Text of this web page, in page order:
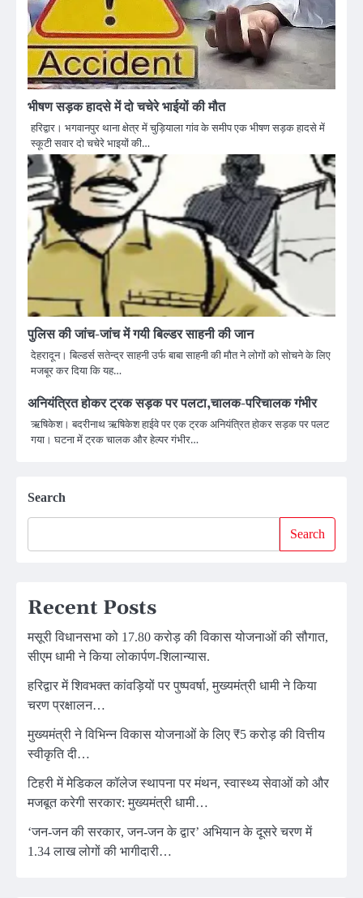
भीषण सड़क हादसे में दो चचेरे भाईयों की मौत
हरिद्वार। भगवानपुर थाना क्षेत्र में चुड़ियाला गांव के समीप एक भीषण सड़क हादसे में
स्कूटी सवार दो चचेरे भाइयों की…
पुलिस की जांच-जांच में गयी बिल्डर साहनी की जान
देहरादून। बिल्डर्स सतेन्द्र साहनी उर्फ बाबा साहनी की मौत ने लोगों को सोचने के लिए
मजबूर कर दिया कि यह…
अनियंत्रित होकर ट्रक सड़क पर पलटा,चालक-परिचालक गंभीर
ऋषिकेश। बदरीनाथ ऋषिकेश हाईवे पर एक ट्रक अनियंत्रित होकर सड़क पर पलट
गया। घटना में ट्रक चालक और हेल्पर गंभीर…
Search
Search
Recent Posts
मसूरी विधानसभा को 17.80 करोड़ की विकास योजनाओं की सौगात,
सीएम धामी ने किया लोकार्पण-शिलान्यास.
हरिद्वार में शिवभक्त कांवड़ियों पर पुष्पवर्षा, मुख्यमंत्री धामी ने किया
चरण प्रक्षालन…
मुख्यमंत्री ने विभिन्न विकास योजनाओं के लिए ₹5 करोड़ की वित्तीय
स्वीकृति दी…
टिहरी में मेडिकल कॉलेज स्थापना पर मंथन, स्वास्थ्य सेवाओं को और
मजबूत करेगी सरकार: मुख्यमंत्री धामी…
‘जन-जन की सरकार, जन-जन के द्वार’ अभियान के दूसरे चरण में
1.34 लाख लोगों की भागीदारी…